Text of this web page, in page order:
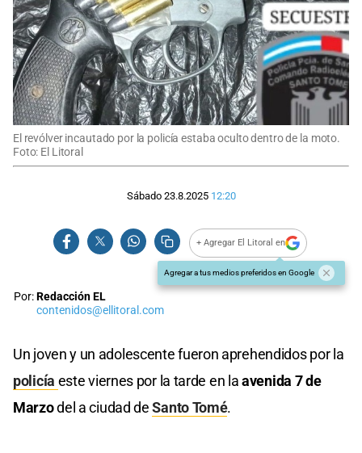
El revólver incautado por la policía estaba oculto dentro de la moto.
Foto: El Litoral
Sábado 23.8.2025 12:20
+ Agregar El Litoral en
Agregar a tus medios preferidos en Google
Por:Redacción EL
contenidos@ellitoral.com
Un joven y un adolescente fueron aprehendidos por la
policía este viernes por la tarde en laavenida 7 de
Marzodel a ciudad deSanto Tomé.